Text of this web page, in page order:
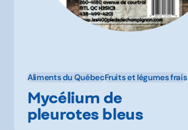
Aliments du QuébecFruits et légumes frais
Mycélium de
pleurotes bleus